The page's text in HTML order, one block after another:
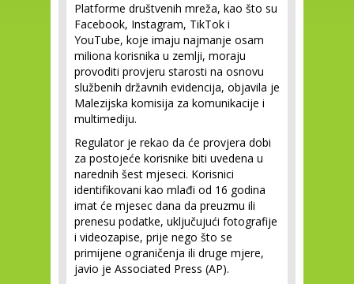
Platforme društvenih mreža, kao što su
Facebook, Instagram, TikTok i
YouTube, koje imaju najmanje osam
miliona korisnika u zemlji, moraju
provoditi provjeru starosti na osnovu
službenih državnih evidencija, objavila je
Malezijska komisija za komunikacije i
multimediju.
Regulator je rekao da će provjera dobi
za postojeće korisnike biti uvedena u
narednih šest mjeseci. Korisnici
identifikovani kao mlađi od 16 godina
imat će mjesec dana da preuzmu ili
prenesu podatke, uključujući fotografije
i videozapise, prije nego što se
primijene ograničenja ili druge mjere,
javio je Associated Press (AP).